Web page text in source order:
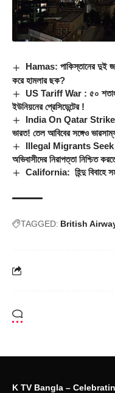
Hamas: পাকিস্তানের দুই
করে হামলার ছক?
US Tariff War : ৫০ শতাংশ
ইউনিয়নের প্রেসিডেন্টের !
India On Qatar Strike :
ভারত! তেল আবিবের সঙ্গেও
Illegal Migrants Seek
অভিবাসীদের নিরাপত্তা নিশ্চিত
California: হিন্দু বিবাহে
TAGGED: British
K TV Bangla –